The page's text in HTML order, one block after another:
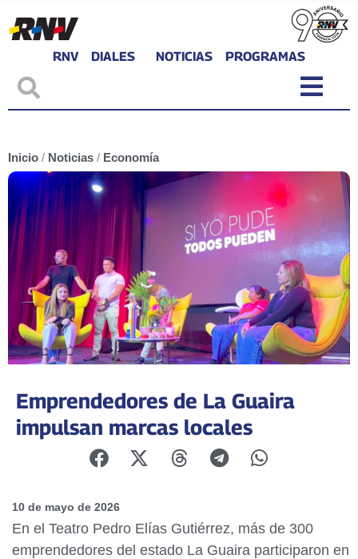
RNV DIALES NOTICIAS PROGRAMAS
Inicio / Noticias / Economía
Emprendedores de La Guaira
impulsan marcas locales
10 de mayo de 2026
En el Teatro Pedro Elías Gutiérrez, más de 300
emprendedores del estado La Guaira participaron en